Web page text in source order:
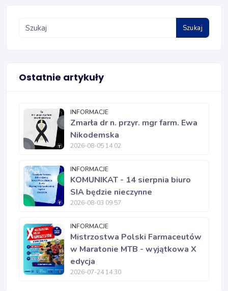
Szukaj
Ostatnie artykuły
INFORMACJE
Zmarła dr n. przyr. mgr farm. Ewa
Nikodemska
2026-08-05 14:02
INFORMACJE
KOMUNIKAT - 14 sierpnia biuro
SIA będzie nieczynne
2026-08-03 09:57
INFORMACJE
Mistrzostwa Polski Farmaceutów
w Maratonie MTB - wyjątkowa X
edycja
2026-07-24 14:30